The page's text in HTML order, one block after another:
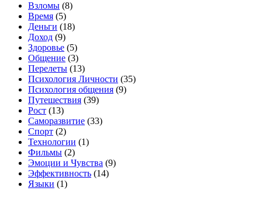
Взломы (8)
Время (5)
Деньги (18)
Доход (9)
Здоровье (5)
Общение (3)
Перелеты (13)
Психология Личности (35)
Психология общения (9)
Путешествия (39)
Рост (13)
Саморазвитие (33)
Спорт (2)
Технологии (1)
Фильмы (2)
Эмоции и Чувства (9)
Эффективность (14)
Языки (1)